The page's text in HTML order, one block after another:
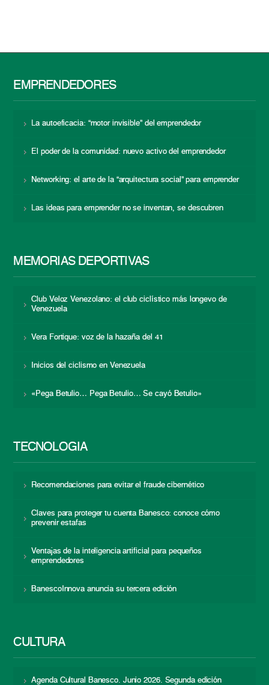
EMPRENDEDORES
La autoeficacia: “motor invisible” del emprendedor
El poder de la comunidad: nuevo activo del emprendedor
Networking: el arte de la “arquitectura social” para emprender
Las ideas para emprender no se inventan, se descubren
MEMORIAS DEPORTIVAS
Club Veloz Venezolano: el club ciclístico más longevo de
Venezuela
Vera Fortique: voz de la hazaña del 41
Inicios del ciclismo en Venezuela
«Pega Betulio… Pega Betulio… Se cayó Betulio»
TECNOLOGÍA
Recomendaciones para evitar el fraude cibernético
Claves para proteger tu cuenta Banesco: conoce cómo
prevenir estafas
Ventajas de la inteligencia artificial para pequeños
emprendedores
BanescoInnova anuncia su tercera edición
CULTURA
Agenda Cultural Banesco. Junio 2026. Segunda edición